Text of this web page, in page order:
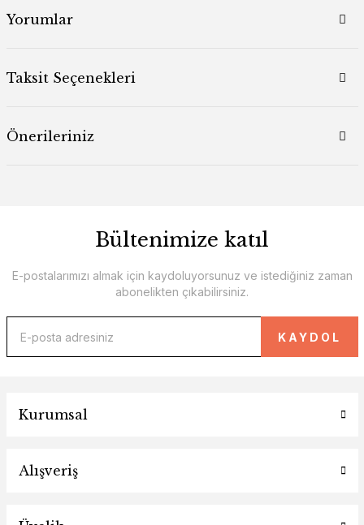
Yorumlar
Taksit Seçenekleri
Önerileriniz
Bültenimize katıl
E-postalarımızı almak için kaydoluyorsunuz ve istediğiniz zaman
abonelikten çıkabilirsiniz.
KAYDOL
Kurumsal
Alışveriş